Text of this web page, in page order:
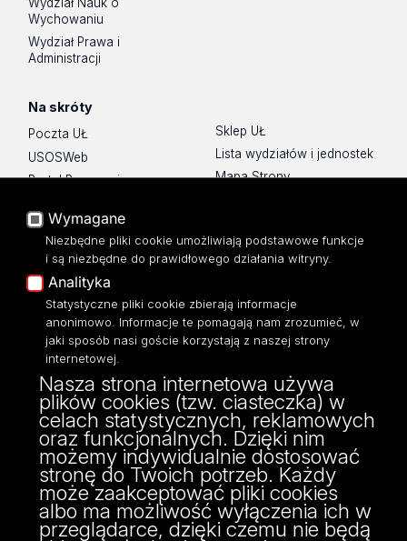
Wychowaniu
Wydział Prawa i
Administracji
Na skróty
Poczta UŁ
USOSWeb
Portal Pracowniczy
Platforma e-learningowa
Moodle
Eksperci UŁ
Polityka Prywatności
Dostępność
Sklep UŁ
Lista wydziałów i jednostek
Mapa Strony
ul. Banacha 22
90-238 Łódź
tel: 42/635 59 49
fax: 42/635 42 66
Wymagane
Niezbędne pliki cookie umożliwiają podstawowe funkcje
i są niezbędne do prawidłowego działania witryny.
Analityka
Statystyczne pliki cookie zbierają informacje
anonimowo. Informacje te pomagają nam zrozumieć, w
jaki sposób nasi goście korzystają z naszej strony
internetowej.
Nasza strona internetowa używa
plików cookies (tzw. ciasteczka) w
celach statystycznych, reklamowych
oraz funkcjonalnych. Dzięki nim
możemy indywidualnie dostosować
stronę do Twoich potrzeb. Każdy
może zaakceptować pliki cookies
albo ma możliwość wyłączenia ich w
przeglądarce, dzięki czemu nie będą